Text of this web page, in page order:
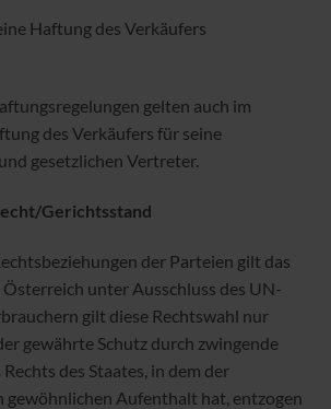
Haftung des Verkäufers
gelten auch im
des Verkäufers für seine
gesetzlichen Vertreter.
Gerichtsstand
der Parteien gilt das
unter Ausschluss des UN-
gilt diese Rechtswahl nur
gewährte Schutz durch zwingende
des Staates, in dem der
gewöhnlichen Aufenthalt hat, entzogen